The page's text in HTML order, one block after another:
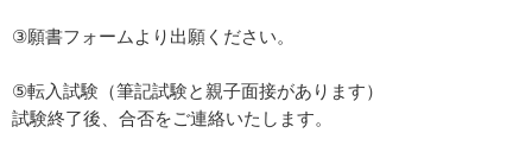
③願書フォームより出願ください。
⑤転入試験（筆記試験と親子面接があります）
試験終了後、合否をご連絡いたします。